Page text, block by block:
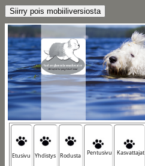
Etusivu Yhdistys Rodusta Pentusivu Kasvattajat